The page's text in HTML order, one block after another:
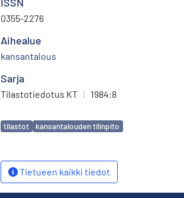
0355-2276
Aihealue
kansantalous
Sarja
Tilastotiedotus KT | 1984:8
Avainsanat
tilastot kansantalouden tilinpito
Tietueen kaikki tiedot